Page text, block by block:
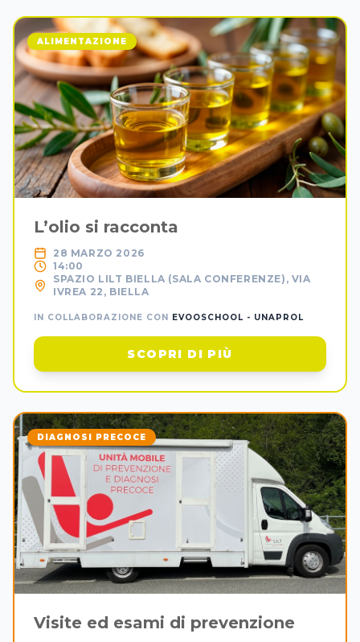
ALIMENTAZIONE
L’olio si racconta
28 MARZO 2026
14:00
SPAZIO LILT BIELLA (SALA CONFERENZE), VIA
IVREA 22, BIELLA
IN COLLABORAZIONE CON EVOOSCHOOL - UNAPROL
SCOPRI DI PIÙ
DIAGNOSI PRECOCE
Visite ed esami di prevenzione